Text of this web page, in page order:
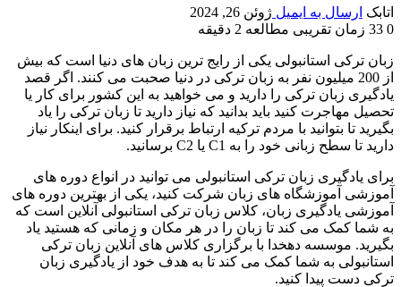
اتابک ارسال به ایمیل ژوئن 26, 2024
0
زمان تقریبی مطالعه 2 دقیقه
زبان ترکی استانبولی یکی از رایج ترین زبان های دنیا است که بیش
از 200 میلیون نفر به زبان ترکی در دنیا صحبت می کنند. اگر قصد
یادگیری زبان ترکی را دارید و می خواهید به این کشور برای کار یا
تحصیل مهاجرت کنید باید بدانید که نیاز دارید تا زبان ترکی را یاد
بگیرید تا بتوانید با مردم ترکیه ارتباط برقرار کنید. برای اینکار نیاز
دارید تا سطح زبانی خود را به C1 یا C2 برسانید.
برای یادگیری زبان ترکی استانبولی می توانید در انواع دوره های
آموزشی آموزشگاه های زبان شرکت کنید، یکی از بهترین دوره های
آموزشی یادگیری زبان، کلاس زبان ترکی استانبولی آنلاین است که
به شما کمک می کند تا زبان را در هر مکان و زمانی که هستید یاد
بگیرید. موسسه دهخدا با برگزاری کلاس های آنلاین زبان ترکی
استانبولی به شما کمک می کند تا به هدف خود از یادگیری زبان
ترکی دست پیدا کنید.